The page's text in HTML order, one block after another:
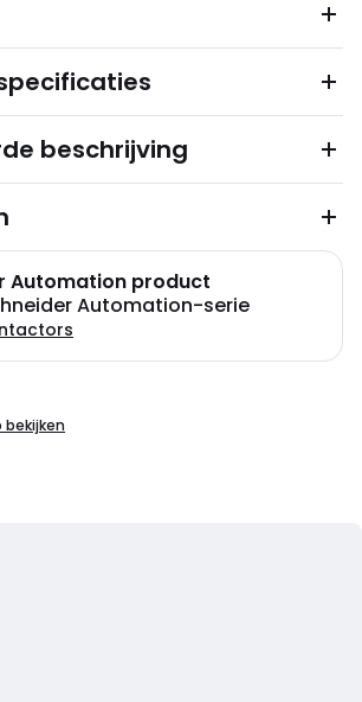
beschrijving
Automation product
Automation-serie
bekijken